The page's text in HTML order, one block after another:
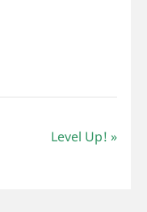
Level Up!»